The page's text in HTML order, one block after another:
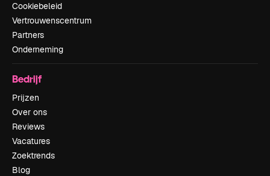
Cookiebeleid
Vertrouwenscentrum
Partners
Onderneming
Bedrijf
Prijzen
Over ons
Reviews
Vacatures
Zoektrends
Blog